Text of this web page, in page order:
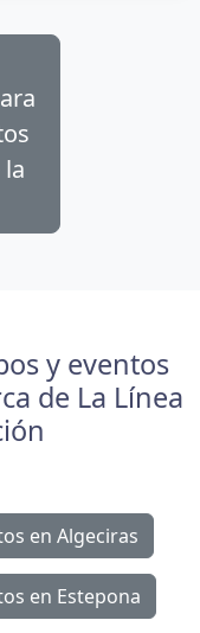
la
y eventos
de La Línea
en Algeciras
en Estepona